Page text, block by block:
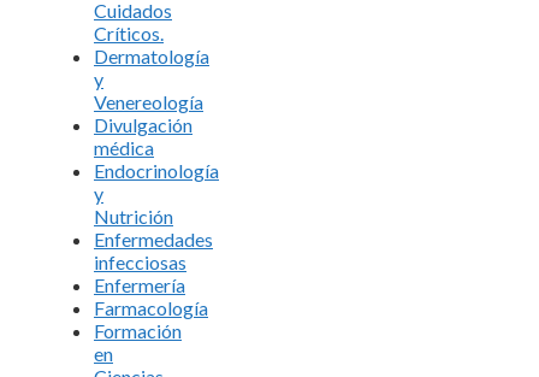
Cuidados
Críticos.
Dermatología
y
Venereología
Divulgación
médica
Endocrinología
y
Nutrición
Enfermedades
infecciosas
Enfermería
Farmacología
Formación
en